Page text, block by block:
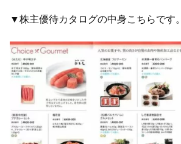
▼株主優待カタログの中身こちらです。